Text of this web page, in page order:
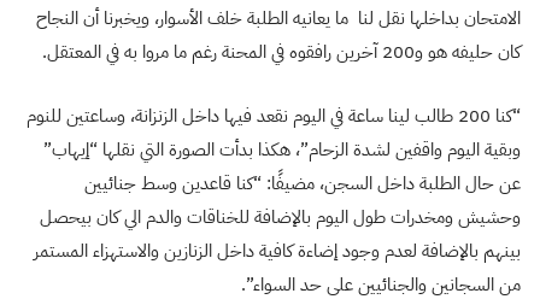
الامتحان بداخلها نقل لنا ما يعانيه الطلبة خلف الأسوار، ويخبرنا أن النجاح
كان حليفه هو و200 آخرين رافقوه في المحنة رغم ما مروا به في المعتقل.
“كنا 200 طالب لينا ساعة في اليوم نقعد فيها داخل الزنزانة، وساعتين للنوم
وبقية اليوم واقفين لشدة الزحام”، هكذا بدأت الصورة التي نقلها “إيهاب”
عن حال الطلبة داخل السجن، مضيفًا: “كنا قاعدين وسط جنائيين
وحشيش ومخدرات طول اليوم بالإضافة للخناقات والدم الي كان بيحصل
بينهم بالإضافة لعدم وجود إضاءة كافية داخل الزنازين والاستهزاء المستمر
من السجانين والجنائيين على حد السواء”.